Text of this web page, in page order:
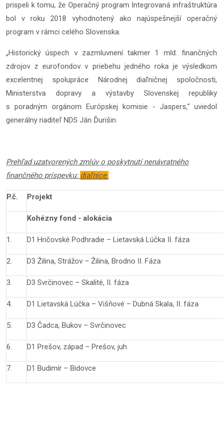
prispeli k tomu, že Operačný program Integrovaná infraštruktúra
bol v roku 2018 vyhodnotený ako najúspešnejší operačný
program v rámci celého Slovenska.
„Historický úspech v zazmluvnení takmer 1 mld. finančných
zdrojov z eurofondov v priebehu jedného roka je výsledkom
excelentnej spolupráce Národnej diaľničnej spoločnosti,
Ministerstva dopravy a výstavby Slovenskej republiky
s poradným orgánom Európskej komisie - Jaspers,“ uviedol
generálny riaditeľ NDS Ján Ďurišin.
Prehľad uzatvorených zmlúv o poskytnutí nenávratného
finančného príspevku: diaľnice
P.č. Projekt
Kohézny fond - alokácia
1. D1 Hričovské Podhradie – Lietavská Lúčka II. fáza
2. D3 Žilina, Strážov – Žilina, Brodno II. Fáza
3. D3 Svrčinovec – Skalité, II. fáza
4. D1 Lietavská Lúčka – Višňové – Dubná Skala, II. fáza
5. D3 Čadca, Bukov – Svrčinovec
6. D1 Prešov, západ – Prešov, juh
7. D1 Budimír – Bidovce